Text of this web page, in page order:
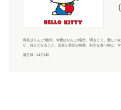
身長はりんご5個分。体重はりんご3個分。明るくて、優しい
か、詩人になること。音楽と英語が得意。好きな食べ物は、
誕生日：11月1日